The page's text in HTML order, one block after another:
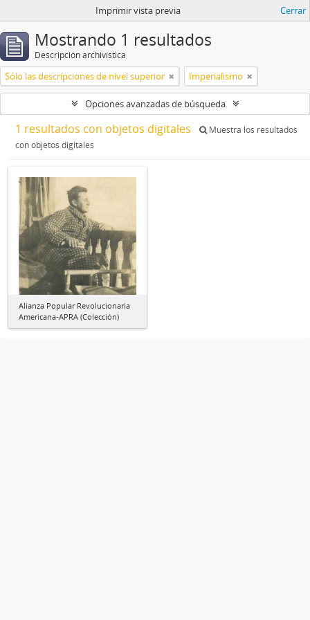
Imprimir vista previa Cerrar
Mostrando 1 resultados
Descripción archivística
Sólo las descripciones de nivel superior Imperialismo
Opciones avanzadas de búsqueda
1 resultados con objetos digitales
Muestra los resultados
con objetos digitales
Alianza Popular Revolucionaria
Americana-APRA (Colección)